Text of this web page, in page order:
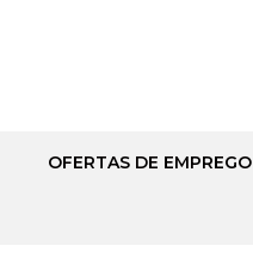
OFERTAS DE EMPREGO